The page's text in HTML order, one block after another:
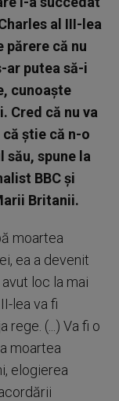
al III-lea
părere că nu
ar putea să-i
cunoaște
Cred că nu va
știe că n-o
său, spune la
BBC și
Britanii.
moartea
ea a devenit
loc la mai
lea va fi
(...) Va fi o
moartea
elogierea